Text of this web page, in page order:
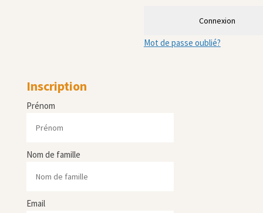
Connexion
Mot de passe oublié?
Inscription
Prénom
Nom de famille
Email